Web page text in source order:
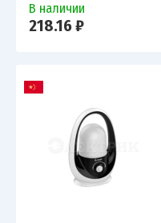
В наличии
218.16 ₽